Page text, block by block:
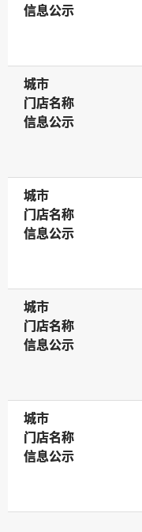
信息公示
信息公示
城市
城市
门店名称
门店名称
信息公示
信息公示
城市
城市
门店名称
门店名称
信息公示
信息公示
城市
城市
门店名称
门店名称
信息公示
信息公示
城市
城市
门店名称
门店名称
信息公示
信息公示